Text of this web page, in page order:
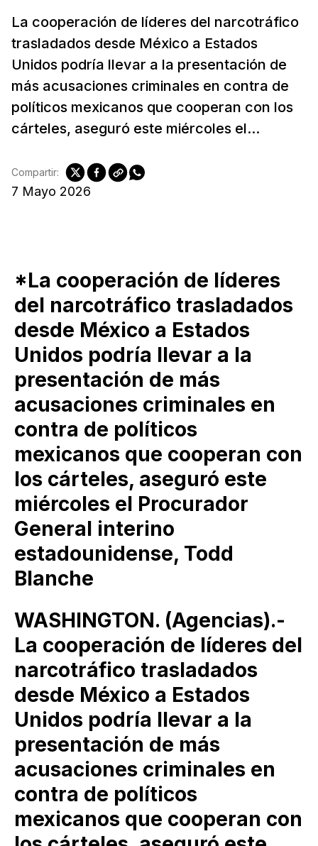
La cooperación de líderes del narcotráfico
trasladados desde México a Estados
Unidos podría llevar a la presentación de
más acusaciones criminales en contra de
políticos mexicanos que cooperan con los
cárteles, aseguró este miércoles el...
7 Mayo 2026
Compartir:
*La cooperación de líderes
del narcotráfico trasladados
desde México a Estados
Unidos podría llevar a la
presentación de más
acusaciones criminales en
contra de políticos
mexicanos que cooperan con
los cárteles, aseguró este
miércoles el Procurador
General interino
estadounidense, Todd
Blanche
WASHINGTON. (Agencias).-
La cooperación de líderes del
narcotráfico trasladados
desde México a Estados
Unidos podría llevar a la
presentación de más
acusaciones criminales en
contra de políticos
mexicanos que cooperan con